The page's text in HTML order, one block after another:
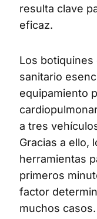
resulta clave
eficaz.
Los botiquines
sanitario
equipamiento
a tres
Gracias a ello,
herramientas
primeros
factor
muchos casos.